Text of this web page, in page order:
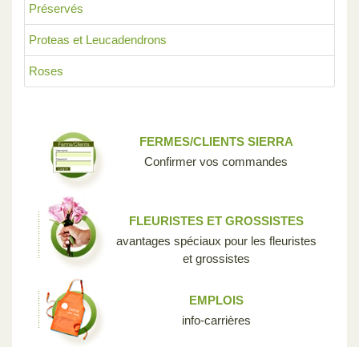
Préservés
Proteas et Leucadendrons
Roses
FERMES/CLIENTS SIERRA
Confirmer vos commandes
FLEURISTES ET GROSSISTES
avantages spéciaux pour les fleuristes
et grossistes
EMPLOIS
info-carrières